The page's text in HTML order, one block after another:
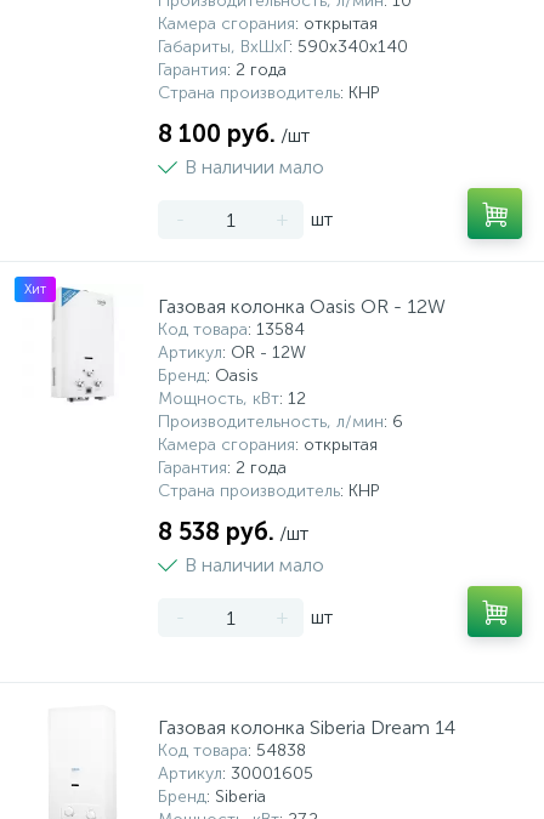
Камера сгорания: открытая
Габариты, ВхШхГ: 590x340x140
Гарантия: 2 года
Страна производитель: КНР
8 100 руб. /шт
В наличии мало
- + шт
Хит
Газовая колонка Oasis OR - 12W
Код товара: 13584
Артикул: OR - 12W
Бренд: Oasis
Мощность, кВт: 12
Производительность, л/мин: 6
Камера сгорания: открытая
Гарантия: 2 года
Страна производитель: КНР
8 538 руб. /шт
В наличии мало
- + шт
Газовая колонка Siberia Dream 14
Код товара: 54838
Артикул: 30001605
Бренд: Siberia
Циркуляционные насосы для гелиоустановок
Системы управления и принадлежности для
насосов
Насосы для бассейнов
Центробежные in-line насосы
Паковочные и уплотнительные материалы
Теплоизоляция
Крепеж и аксессуары
Диспенсеры
Гидроаккумуляторы (гидробаки) для систем
водоснабжения
Комплектующие для систем водоподготовки